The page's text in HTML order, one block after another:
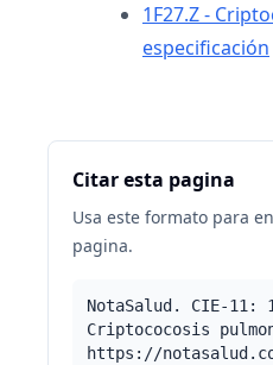
1F27.Z -
especificación
Citar esta pagina
Usa este formato para
pagina.
NotaSalud. CIE-11:
Criptococosis
https://